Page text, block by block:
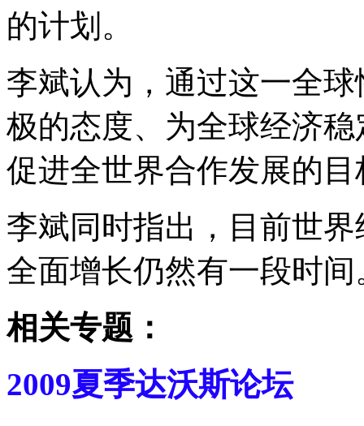
的计划。
李斌认为，通过这一全
极的态度、为全球经济
促进全世界合作发展的目
李斌同时指出，目前世
全面增长仍然有一段时间
相关专题：
2009夏季达沃斯论坛